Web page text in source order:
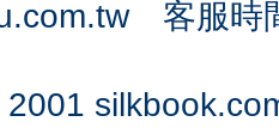
客服時
2001